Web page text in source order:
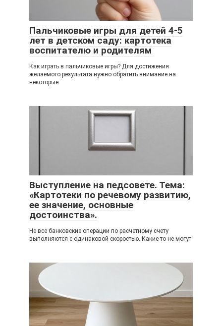
Пальчиковые игры для детей 4-5
лет в детском саду: картотека
воспитателю и родителям
Как играть в пальчиковые игры? Для достижения
желаемого результата нужно обратить внимание на
некоторые
Выступление на педсовете. Тема:
«Картотеки по речевому развитию,
ее значение, основные
достоинства».
Не все банковские операции по расчетному счету
выполняются с одинаковой скоростью. Какие-то не могут